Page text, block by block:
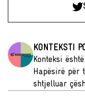
KONTEKSTI
Konteksi
Hapësirë për
shtjelluar